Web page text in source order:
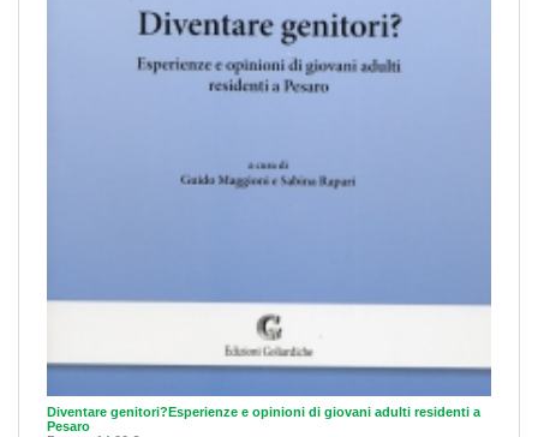
Diventare genitori?Esperienze e opinioni di giovani adulti residenti a
Pesaro